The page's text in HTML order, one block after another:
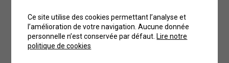
Ce site utilise des cookies permettant l’analyse et
l’amélioration de votre navigation. Aucune donnée
personnelle n’est conservée par défaut. Lire notre
politique de cookies